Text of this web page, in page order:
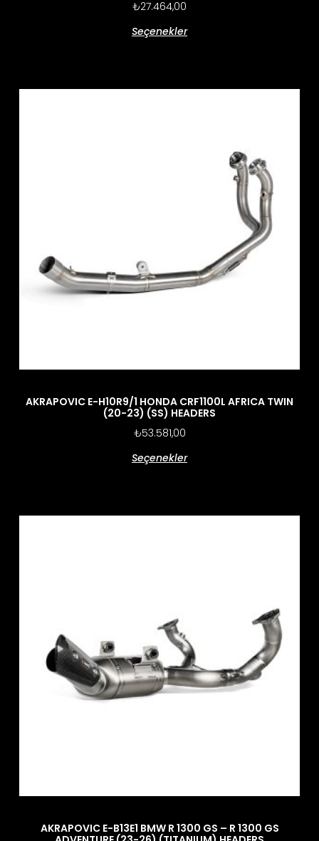
₺27.464,00
Seçenekler
AKRAPOVIC E-H10R9/1 HONDA CRF1100L AFRICA TWIN
(20-23) (SS) HEADERS
₺53.581,00
Seçenekler
AKRAPOVIC E-B13E1 BMW R 1300 GS – R 1300 GS